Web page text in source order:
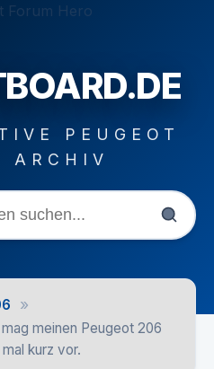
PEUGEOT
ARCHIV
»
meinen Peugeot 206
kurz vor.